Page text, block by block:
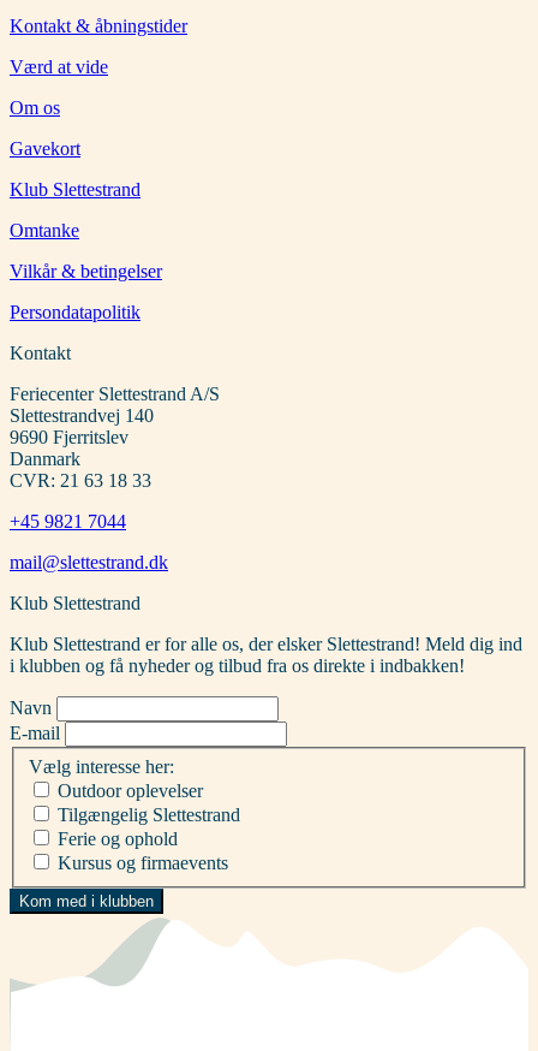
Kontakt & åbningstider
Værd at vide
Om os
Gavekort
Klub Slettestrand
Omtanke
Vilkår & betingelser
Persondatapolitik
Kontakt
Feriecenter Slettestrand A/S
Slettestrandvej 140
9690 Fjerritslev
Danmark
CVR: 21 63 18 33
+45 9821 7044
mail@slettestrand.dk
Klub Slettestrand
Klub Slettestrand er for alle os, der elsker Slettestrand! Meld dig ind
i klubben og få nyheder og tilbud fra os direkte i indbakken!
Navn
E-mail
Vælg interesse her:
Outdoor oplevelser
Tilgængelig Slettestrand
Ferie og ophold
Kursus og firmaevents
Kom med i klubben